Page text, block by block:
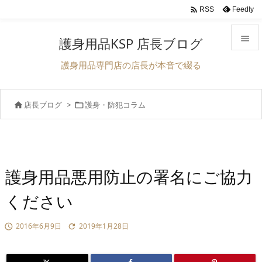


検索
 RSS Feedly
護身用品KSP 店長ブログ
護身用品専門店の店長が本音で綴る
 店長ブログ > 護身・防犯コラム
護身用品悪用防止の署名にご協力
ください
 2016年6月9日  2019年1月28日